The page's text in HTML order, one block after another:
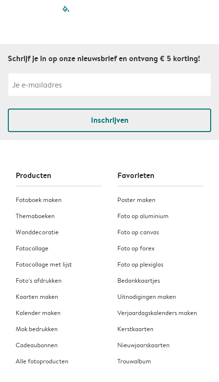
filled-pagination
Schrijf je in op onze nieuwsbrief en ontvang € 5 korting!
Inschrijven
Producten
Fotoboek maken
Themaboeken
Wanddecoratie
Fotocollage
Fotocollage met lijst
Foto’s afdrukken
Kaarten maken
Kalender maken
Mok bedrukken
Cadeaubonnen
Alle fotoproducten
Favorieten
Poster maken
Foto op aluminium
Foto op canvas
Foto op forex
Foto op plexiglas
Bedankkaartjes
Uitnodigingen maken
Verjaardagskalenders maken
Kerstkaarten
Nieuwjaarskaarten
Trouwalbum